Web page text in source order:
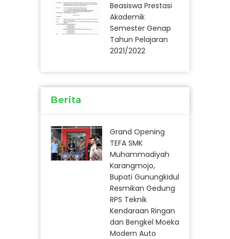
Beasiswa Prestasi
Akademik
Semester Genap
Tahun Pelajaran
2021/2022
Berita
Grand Opening
TEFA SMK
Muhammadiyah
Karangmojo,
Bupati Gunungkidul
Resmikan Gedung
RPS Teknik
Kendaraan Ringan
dan Bengkel Moeka
Modern Auto